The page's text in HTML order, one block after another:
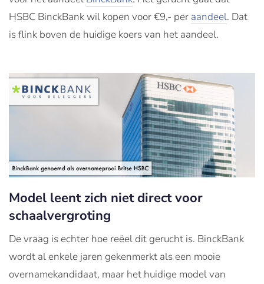
HSBC BinckBank wil kopen voor €9,- per aandeel. Dat
is flink boven de huidige koers van het aandeel.
Model leent zich niet direct voor
schaalvergroting
De vraag is echter hoe reëel dit gerucht is. BinckBank
wordt al enkele jaren gekenmerkt als een mooie
overnamekandidaat, maar het huidige model van